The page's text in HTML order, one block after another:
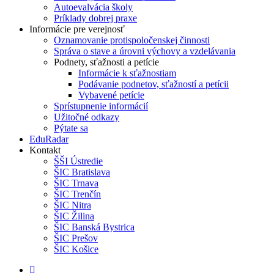
Autoevalvácia školy
Príklady dobrej praxe
Informácie pre verejnosť
Oznamovanie protispoločenskej činnosti
Správa o stave a úrovni výchovy a vzdelávania
Podnety, sťažnosti a petície
Informácie k sťažnostiam
Podávanie podnetov, sťažností a petícii
Vybavené petície
Sprístupnenie informácií
Užitočné odkazy
Pýtate sa
EduRadar
Kontakt
ŠŠI Ústredie
ŠIC Bratislava
ŠIC Trnava
ŠIC Trenčín
ŠIC Nitra
ŠIC Žilina
ŠIC Banská Bystrica
ŠIC Prešov
ŠIC Košice